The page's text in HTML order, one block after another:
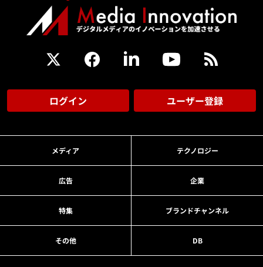
ログイン ユーザー登録
メディア テクノロジー
広告 企業
特集 ブランドチャンネル
その他 DB